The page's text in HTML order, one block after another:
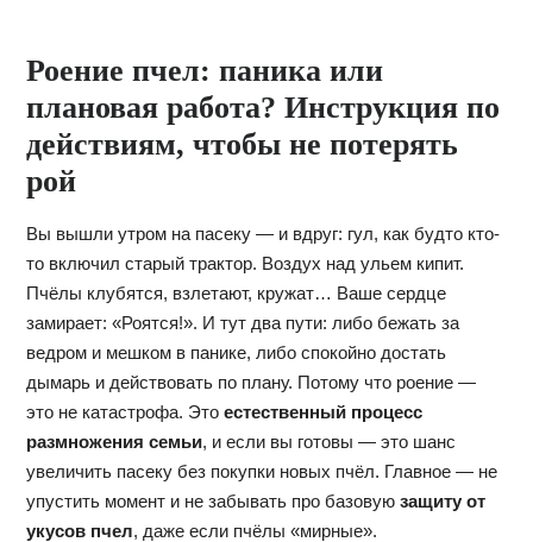
Роение пчел: паника или
плановая работа? Инструкция по
действиям, чтобы не потерять
рой
Вы вышли утром на пасеку — и вдруг: гул, как будто кто-
то включил старый трактор. Воздух над ульем кипит.
Пчёлы клубятся, взлетают, кружат… Ваше сердце
замирает: «Роятся!». И тут два пути: либо бежать за
ведром и мешком в панике, либо спокойно достать
дымарь и действовать по плану. Потому что роение —
это не катастрофа. Это естественный процесс
размножения семьи, и если вы готовы — это шанс
увеличить пасеку без покупки новых пчёл. Главное — не
упустить момент и не забывать про базовую защиту от
укусов пчел, даже если пчёлы «мирные».